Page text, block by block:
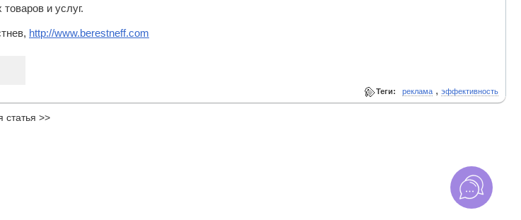
и услуг.
http://www.berestneff.com
Теги: реклама , эффективность
>>